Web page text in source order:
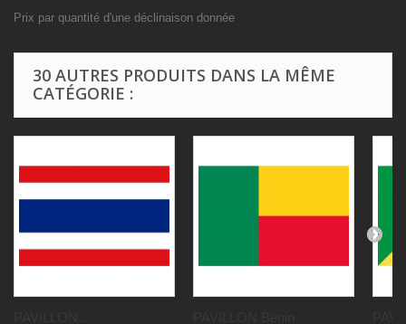
Prix par quantité d'une déclinaison donnée
30 AUTRES PRODUITS DANS LA MÊME
CATÉGORIE :